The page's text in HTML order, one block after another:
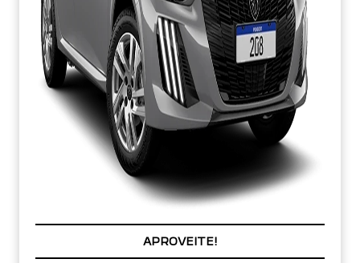
EMPLACAMENTO GRÁTIS